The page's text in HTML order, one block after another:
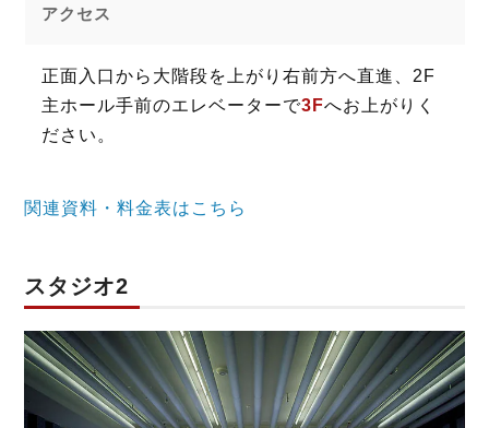
アクセス
正面入口から大階段を上がり右前方へ直進、2F
主ホール手前のエレベーターで3Fへお上がりく
ださい。
関連資料・料金表はこちら
スタジオ2